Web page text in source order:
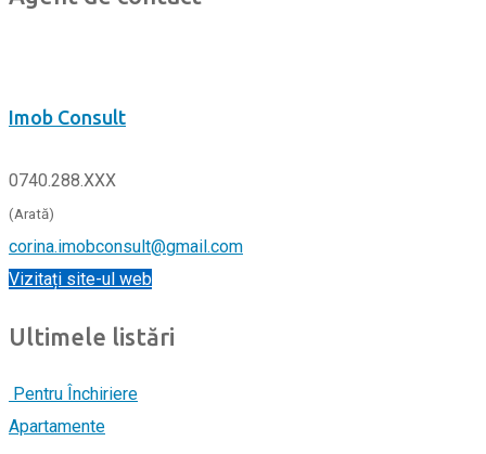
Imob Consult
0740.288.XXX
(Arată)
corina.imobconsult@gmail.com
Vizitați site-ul web
Ultimele listări
Pentru Închiriere
Apartamente